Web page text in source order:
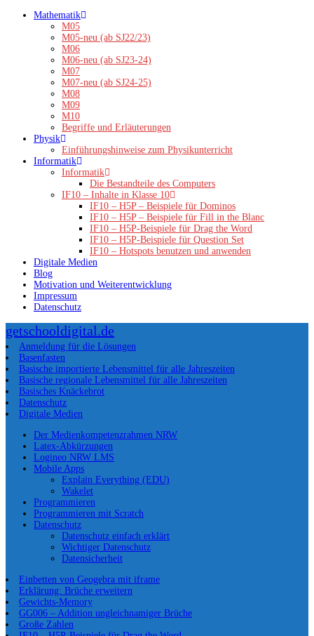
Zum
Mathematik
M05
M05-neu (ab SJ22/23)
M06
M06-neu (ab SJ23-24)
M07
M07-neu (ab SJ24-25)
M08
M09
M10
Begriffe und Erläuterungen
Physik
Einführungshinweise zum Physikunterricht
Informatik
Informatik
Die Bestandteile des Computers
IF10 – Inhalte in Klasse 10
IF10 – H5P – Beispiele für Dominos
IF10 – H5P – Beispiele für Fill in the Blanc
IF10 – H5P-Beispiele für Drag the Word
IF10 – H5P-Beispiele für Question Set
IF10 – Hotspots benutzen und anwenden
Digitale Medien
Blog
Motivation und Weiterentwicklung
Impressum
Datenschutz
getschooldigital.de
Anmeldung für die Lösungen
Basenfasten
Basische importierte Lebensmittel für alle Jahreszeiten
Basische regionale Lebensmittel für alle Jahreszeiten
Basisches Knäckebrot
Datenschutz
Digitale Medien
Der Medienkompetenzrahmen NRW
Latex-Abkürzungen
Logineo NRW LMS
Mobile Apps
Explain Everything (EDU)
Wakelet
Programmieren
Programmieren mit Scratch
Datenschutz
Datenschutz einfach erklärt
Wichtiger Datenschutz
Datensicherheit
Einbetten von Geogebra mit iframe
Erklärung: Brüche erweitern
Gewichts-Memory
GG006 – Addition ungleichnamiger Brüche
Große Zahlen